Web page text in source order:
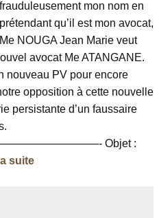
frauduleusement mon nom en
prétendant qu’il est mon avocat,
Me NOUGA Jean Marie veut
avocat Me ATANGANE.
nouveau PV pour encore
opposition à cette nouvelle
persistante d’un faussaire
Objet :
suite